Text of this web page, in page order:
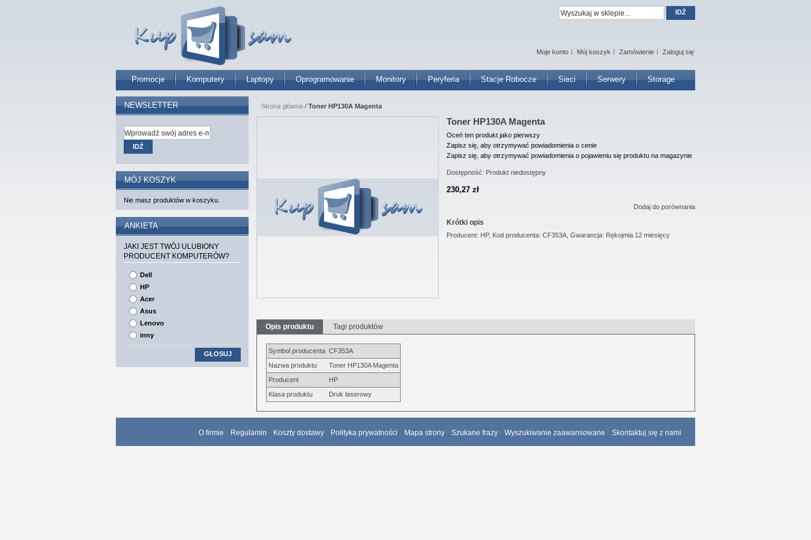
Promocje Komputery Laptopy Oprogramowanie Monitory Peryferia Stacje Robocze Sieci Serwery Storage
Moje konto Mój koszyk Zamówienie Zaloguj się
IDŹ
Strona główna / Toner HP130A Magenta
Toner HP130A Magenta
Oceń ten produkt jako pierwszy
Zapisz się, aby otrzymywać powiadomienia o cenie
Zapisz się, aby otrzymywać powiadomienia o pojawieniu się produktu na magazynie
Dostępność: Produkt niedostępny
230,27 zł
Dodaj do porównania
Krótki opis
Producent: HP, Kod producenta: CF353A, Gwarancja: Rękojmia 12 miesięcy
Opis produktu Tagi produktów
Symbol producenta CF353A
Nazwa produktu
Toner HP130A Magenta
Producent
HP
Klasa produktu
Druk laserowy
NEWSLETTER
IDŹ
MÓJ KOSZYK
Nie masz produktów w koszyku.
ANKIETA
JAKI JEST TWÓJ ULUBIONY
PRODUCENT KOMPUTERÓW?
Dell
HP
Acer
Asus
Lenovo
inny
GŁOSUJ
O firmie Regulamin Koszty dostawy Polityka prywatności Mapa strony Szukane frazy Wyszukiwanie zaawansowane Skontaktuj się z nami